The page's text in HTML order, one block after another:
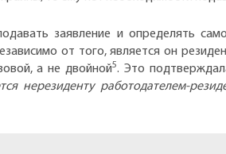
заявление и определять
от того, является он
а не двойной5. Это
нерезиденту работодателем-